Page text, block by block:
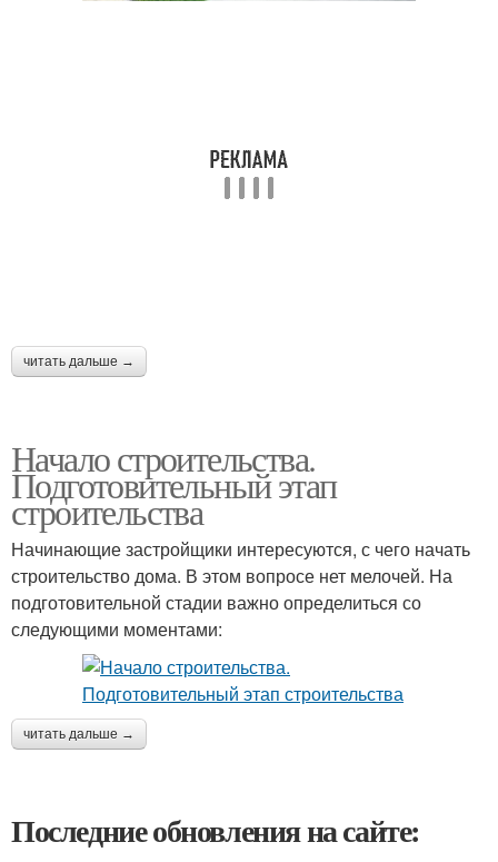
читать дальше →
Начало строительства.
Подготовительный этап
строительства
Начинающие застройщики интересуются, с чего начать
строительство дома. В этом вопросе нет мелочей. На
подготовительной стадии важно определиться со
следующими моментами:
читать дальше →
Последние обновления на сайте: